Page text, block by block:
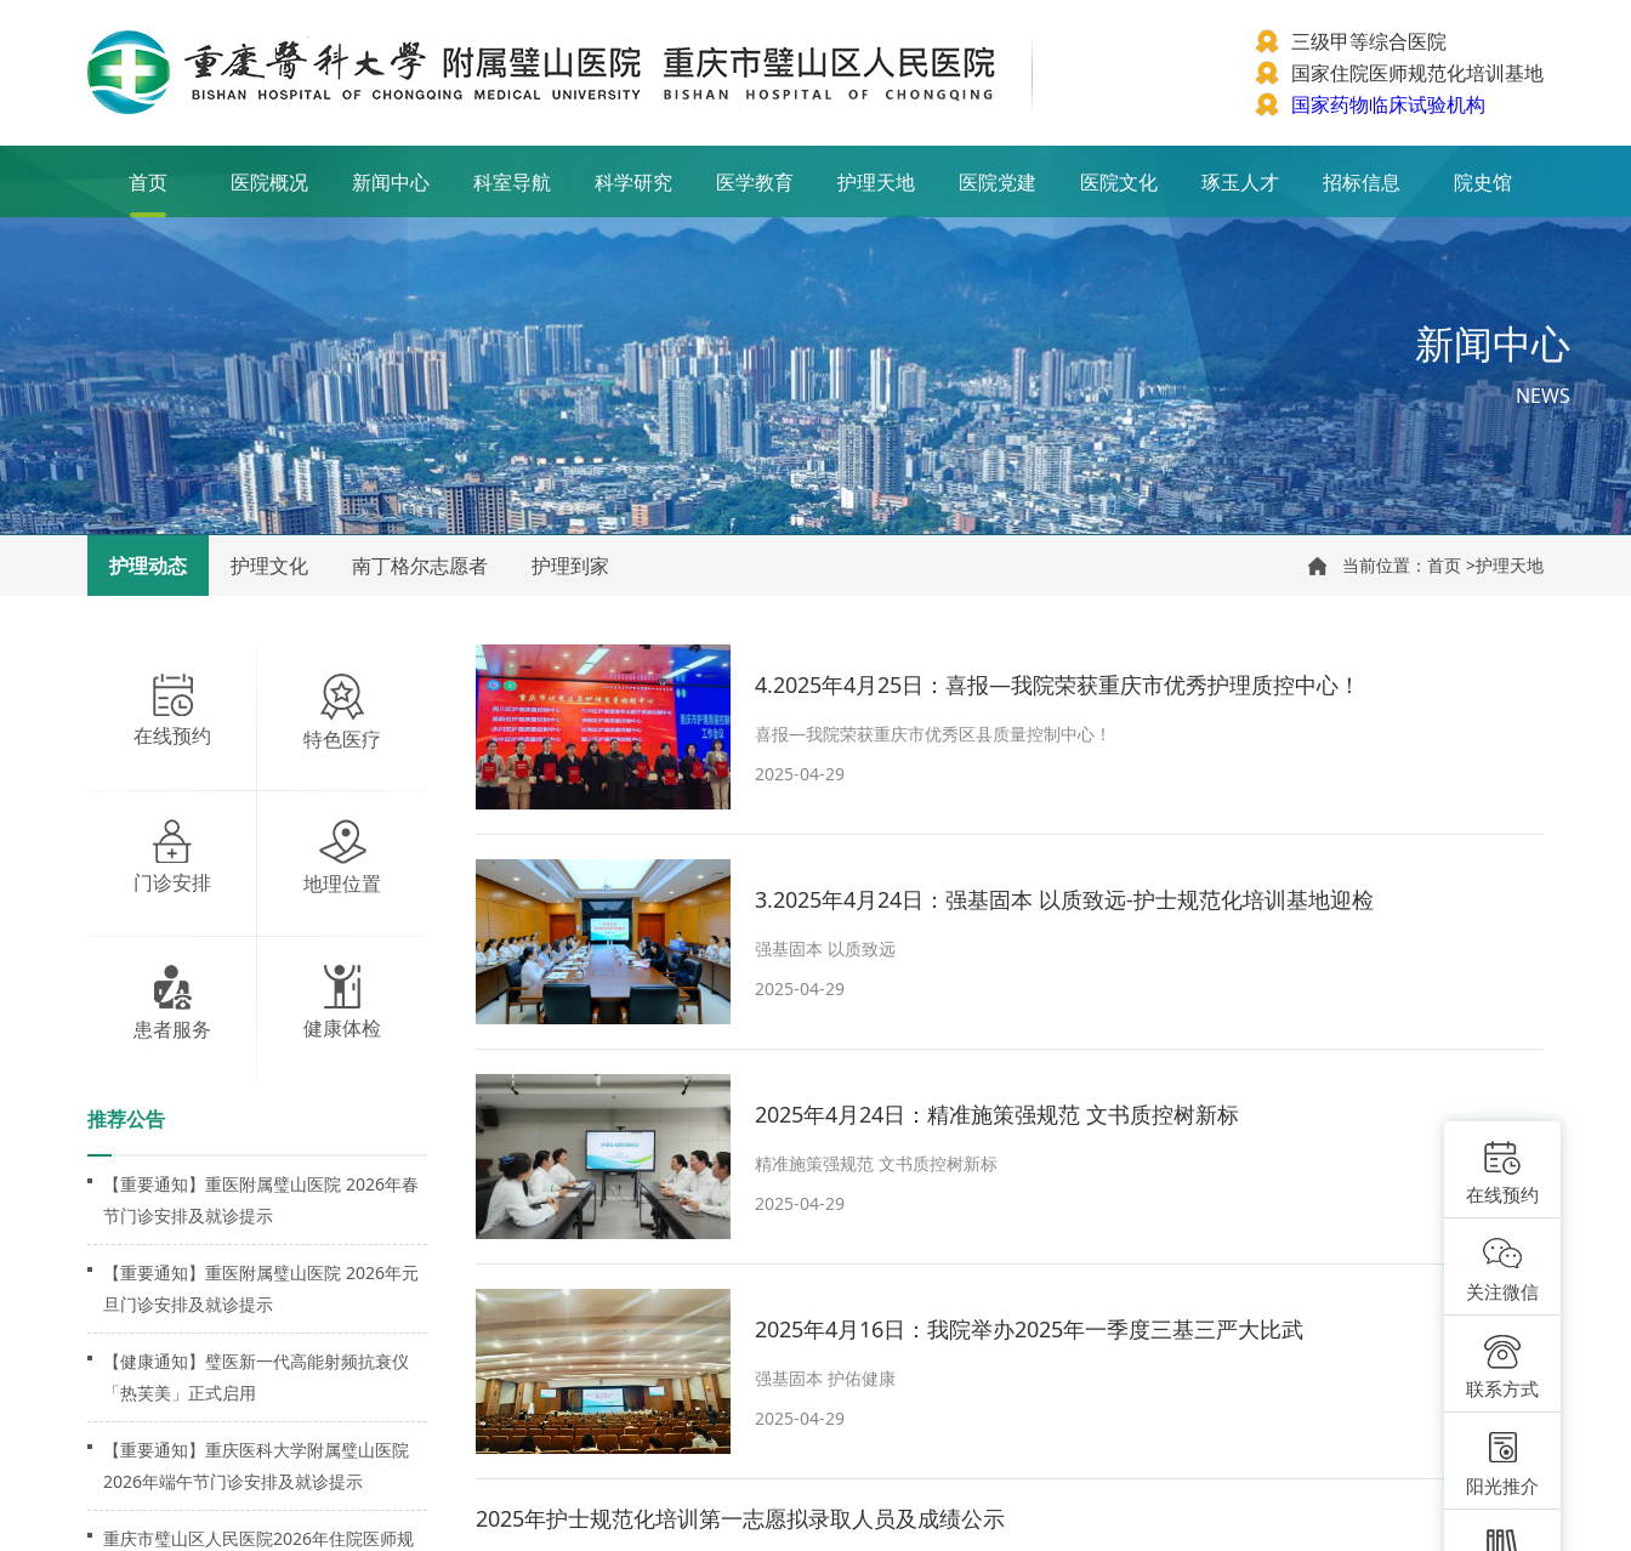
三级甲等综合医院
国家住院医师规范化培训基地
国家药物临床试验机构
首页 医院概况 新闻中心 科室导航 科学研究 医学教育 护理天地 医院党建 医院文化 琢玉人才 招标信息 院史馆
在线预约
关注微信
联系方式
阳光推介
新闻中心
NEWS
护理动态 护理文化 南丁格尔志愿者 护理到家 当前位置： 首页 >护理天地
在线预约 特色医疗
门诊安排 地理位置
患者服务 健康体检
推荐公告
【重要通知】重医附属璧山医院 2026年春
节门诊安排及就诊提示
【重要通知】重医附属璧山医院 2026年元
旦门诊安排及就诊提示
【健康通知】璧医新一代高能射频抗衰仪
「热芙美」正式启用
【重要通知】重庆医科大学附属璧山医院
2026年端午节门诊安排及就诊提示
重庆市璧山区人民医院2026年住院医师规
4.2025年4月25日：喜报—我院荣获重庆市优秀护理质控中心！
喜报—我院荣获重庆市优秀区县质量控制中心！
2025-04-29
3.2025年4月24日：强基固本 以质致远-护士规范化培训基地迎检
强基固本 以质致远
2025-04-29
2025年4月24日：精准施策强规范 文书质控树新标
精准施策强规范 文书质控树新标
2025-04-29
2025年4月16日：我院举办2025年一季度三基三严大比武
强基固本 护佑健康
2025-04-29
2025年护士规范化培训第一志愿拟录取人员及成绩公示